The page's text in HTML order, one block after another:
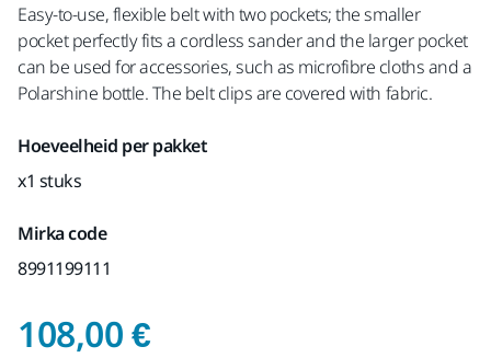
Easy-to-use, flexible belt with two pockets; the smaller
pocket perfectly fits a cordless sander and the larger pocket
can be used for accessories, such as microfibre cloths and a
Polarshine bottle. The belt clips are covered with fabric.
Hoeveelheid per pakket
x1 stuks
Mirka code
8991199111
108,00 €Prijs inclusief BTW